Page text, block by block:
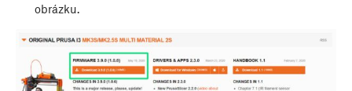
obrázku.